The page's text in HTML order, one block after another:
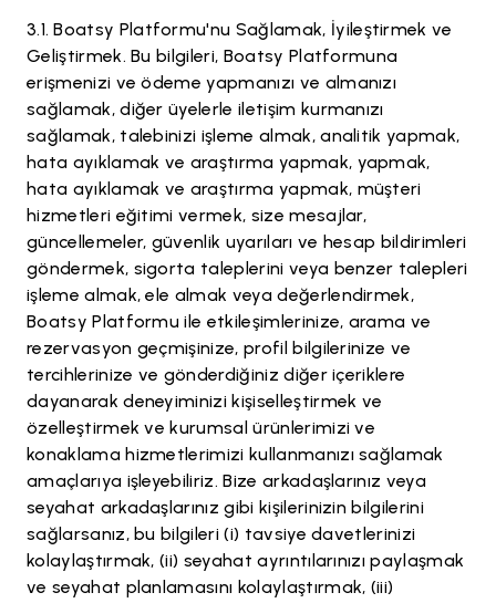
Boatsy Platformu'nu Sağlamak, İyileştirmek ve
Geliştirmek. Bu bilgileri, Boatsy Platformuna
erişmenizi ve ödeme yapmanızı ve almanızı
sağlamak, diğer üyelerle iletişim kurmanızı
sağlamak, talebinizi işleme almak, analitik yapmak,
hata ayıklamak ve araştırma yapmak, yapmak,
hata ayıklamak ve araştırma yapmak, müşteri
hizmetleri eğitimi vermek, size mesajlar,
güncellemeler, güvenlik uyarıları ve hesap bildirimleri
göndermek, sigorta taleplerini veya benzer talepleri
işleme almak, ele almak veya değerlendirmek,
Boatsy Platformu ile etkileşimlerinize, arama ve
rezervasyon geçmişinize, profil bilgilerinize ve
tercihlerinize ve gönderdiğiniz diğer içeriklere
dayanarak deneyiminizi kişiselleştirmek ve
özelleştirmek ve kurumsal ürünlerimizi ve
konaklama hizmetlerimizi kullanmanızı sağlamak
amaçlarıya işleyebiliriz. Bize arkadaşlarınız veya
seyahat arkadaşlarınız gibi kişilerinizin bilgilerini
sağlarsanız, bu bilgileri (i) tavsiye davetlerinizi
kolaylaştırmak, (ii) seyahat ayrıntılarınızı paylaşmak
ve seyahat planlamasını kolaylaştırmak, (iii)